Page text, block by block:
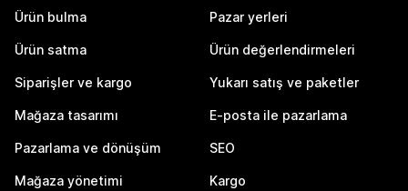
Ürün bulma
Ürün satma
Siparişler ve kargo
Mağaza tasarımı
Pazarlama ve dönüşüm
Mağaza yönetimi
Pazar yerleri
Ürün değerlendirmeleri
Yukarı satış ve paketler
E-posta ile pazarlama
SEO
Kargo